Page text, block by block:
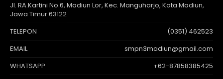
Jl. RA.Kartini No.6, Madiun Lor, Kec. Manguharjo, Kota Madiun,
Jawa Timur 63122
TELEPON
(0351) 462523
EMAIL
smpn3madiun@gmail.com
WHATSAPP
+62-87858385425